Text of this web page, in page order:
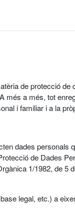
de protecció
a més, tot
i familiar i a la
dades
de Dades
1/1982, de 5
legal, etc.) a